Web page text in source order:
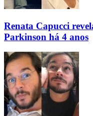
Renata Capucci
Parkinson há 4 anos